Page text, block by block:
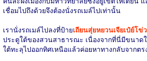
เชื่อมไปถึงด้วยจึงต้องนั่งรถเมล์ไปเท่านั้น
เรานั่งรถเมล์ไปลงที่ป้ายเถียนสุ่ยหยวนเจียเป๋ย์โข่
ประตูใต้ของสวนสาธารณะ เนื่องจากที่นี่มีขนาด
ใต้ทะลุไปออกทิศเหนือแล้วค่อยหาทางกลับจากต